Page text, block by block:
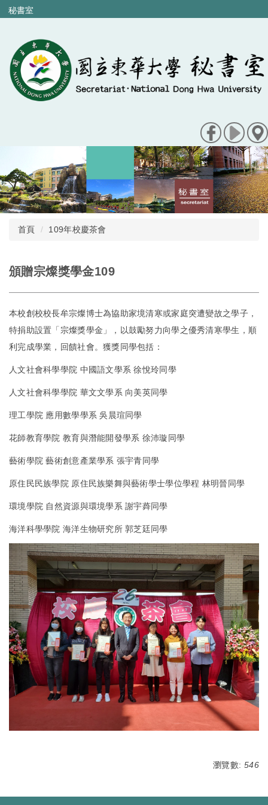
跳
到
內
容
區
秘書室
首頁 109年校慶茶會
頒贈宗燦獎學金109
本校創校校長牟宗燦博士為協助家境清寒或家庭突遭變故之學子，
特捐助設置「宗燦獎學金」，以鼓勵努力向學之優秀清寒學生，順
利完成學業，回饋社會。獲獎同學包括：
人文社會科學學院 中國語文學系 徐悅玲同學
人文社會科學學院 華文文學系 向美英同學
理工學院 應用數學學系 吳晨瑄同學
花師教育學院 教育與潛能開發學系 徐沛璇同學
藝術學院 藝術創意產業學系 張宇青同學
原住民民族學院 原住民族樂舞與藝術學士學位學程 林明晉同學
環境學院 自然資源與環境學系 謝宇蕣同學
海洋科學學院 海洋生物研究所 郭芝廷同學
瀏覽數: 546